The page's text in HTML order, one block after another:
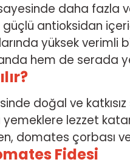
daha fazla
güçlü antioksidan
yüksek
hem de serada
doğal ve
yemeklere lezzet
domates çorbası
Fidesi